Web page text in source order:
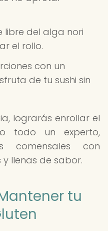
libre del alga nori
el rollo.
con un
de tu sushi sin
lograrás enrollar el
todo un experto,
comensales con
llenas de sabor.
tu